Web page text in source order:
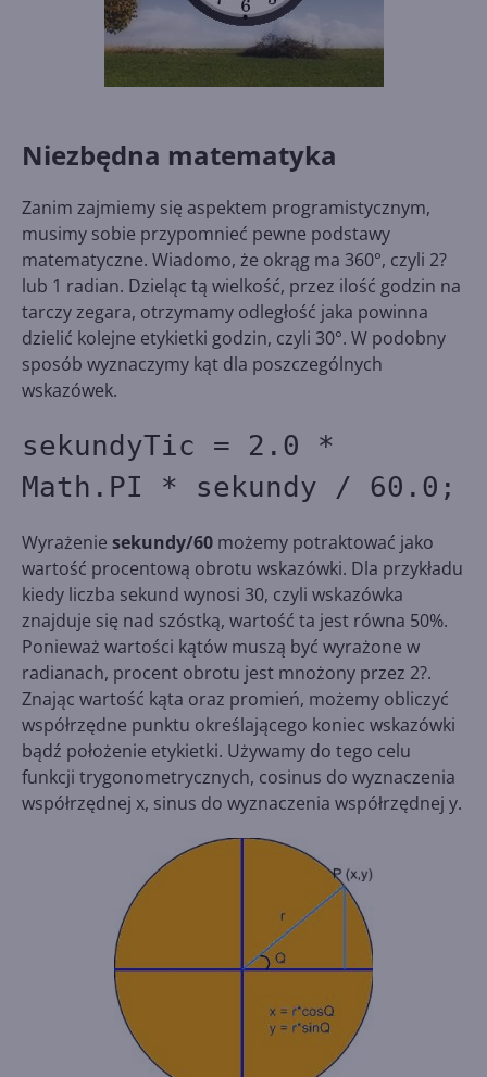
Niezbędna matematyka
Zanim zajmiemy się aspektem programistycznym,
musimy sobie przypomnieć pewne podstawy
matematyczne. Wiadomo, że okrąg ma 360°, czyli 2?
lub 1 radian. Dzieląc tą wielkość, przez ilość godzin na
tarczy zegara, otrzymamy odległość jaka powinna
dzielić kolejne etykietki godzin, czyli 30°. W podobny
sposób wyznaczymy kąt dla poszczególnych
wskazówek.
sekundyTic = 2.0 *
Math.PI * sekundy / 60.0;
Wyrażenie sekundy/60 możemy potraktować jako
wartość procentową obrotu wskazówki. Dla przykładu
kiedy liczba sekund wynosi 30, czyli wskazówka
znajduje się nad szóstką, wartość ta jest równa 50%.
Ponieważ wartości kątów muszą być wyrażone w
radianach, procent obrotu jest mnożony przez 2?.
Znając wartość kąta oraz promień, możemy obliczyć
współrzędne punktu określającego koniec wskazówki
bądź położenie etykietki. Używamy do tego celu
funkcji trygonometrycznych, cosinus do wyznaczenia
współrzędnej x, sinus do wyznaczenia współrzędnej y.